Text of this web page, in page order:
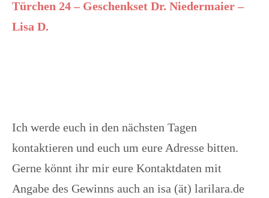
Türchen 24 – Geschenkset Dr. Niedermaier –
Lisa D.
Ich werde euch in den nächsten Tagen
kontaktieren und euch um eure Adresse bitten.
Gerne könnt ihr mir eure Kontaktdaten mit
Angabe des Gewinns auch an isa (ät) larilara.de